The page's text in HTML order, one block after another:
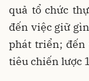
quả tổ chức
đến việc giữ
phát triển;
tiêu chiến lược